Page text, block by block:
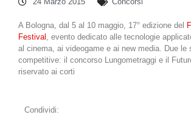
A Bologna, dal 5 al 10 maggio, 17° edizione del
Festival , evento dedicato alle tecnologie
al cinema, ai videogame e ai new media. Due le
competitive: il concorso Lungometraggi e il
riservato ai corti
Condividi: